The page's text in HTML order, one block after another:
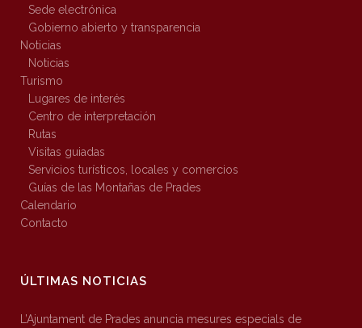
Sede electrónica
Gobierno abierto y transparencia
Noticias
Noticias
Turismo
Lugares de interés
Centro de interpretación
Rutas
Visitas guiadas
Servicios turísticos, locales y comercios
Guías de las Montañas de Prades
Calendario
Contacto
ÚLTIMAS NOTICIAS
L’Ajuntament de Prades anuncia mesures especials de